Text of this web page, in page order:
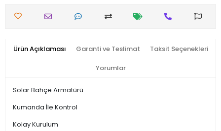
Ürün Açıklaması Garanti ve Teslimat Taksit Seçenekleri
Yorumlar
Solar Bahçe Armatürü
Kumanda İle Kontrol
Kolay Kurulum